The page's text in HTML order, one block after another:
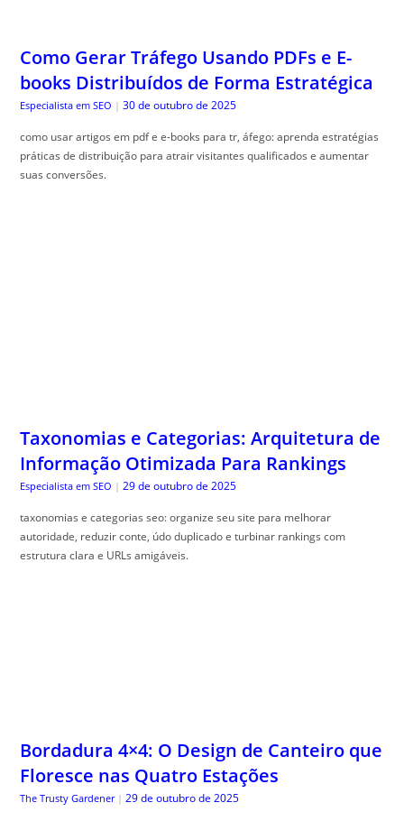
Como Gerar Tráfego Usando PDFs e E-
books Distribuídos de Forma Estratégica
Especialista em SEO | 30 de outubro de 2025
como usar artigos em pdf e e-books para tr, áfego: aprenda estratégias
práticas de distribuição para atrair visitantes qualificados e aumentar
suas conversões.
Taxonomias e Categorias: Arquitetura de
Informação Otimizada Para Rankings
Especialista em SEO | 29 de outubro de 2025
taxonomias e categorias seo: organize seu site para melhorar
autoridade, reduzir conte, údo duplicado e turbinar rankings com
estrutura clara e URLs amigáveis.
Bordadura 4×4: O Design de Canteiro que
Floresce nas Quatro Estações
The Trusty Gardener | 29 de outubro de 2025